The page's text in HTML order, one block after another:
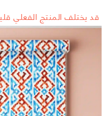
*قد يختلف المنتج الفعلي